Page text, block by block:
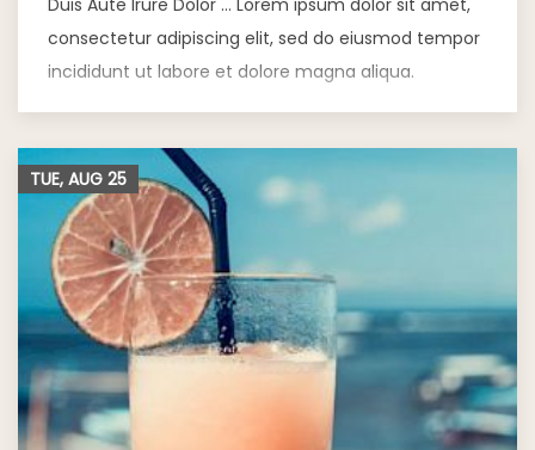
consectetur adipiscing elit, sed do eiusmod tempor
incididunt ut labore et dolore magna aliqua.
TUE, AUG 25